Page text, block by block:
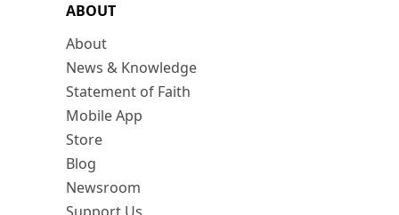
ABOUT
About
News & Knowledge
Statement of Faith
Mobile App
Store
Blog
Newsroom